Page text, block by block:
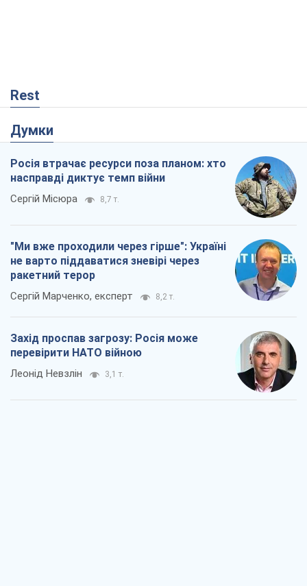
Rest
Думки
Росія втрачає ресурси поза планом: хто
насправді диктує темп війни
Сергій Місюра 8,7 т.
"Ми вже проходили через гірше": Україні
не варто піддаватися зневірі через
ракетний терор
Сергій Марченко, експерт 8,2 т.
Захід проспав загрозу: Росія може
перевірити НАТО війною
Леонід Невзлін 3,1 т.